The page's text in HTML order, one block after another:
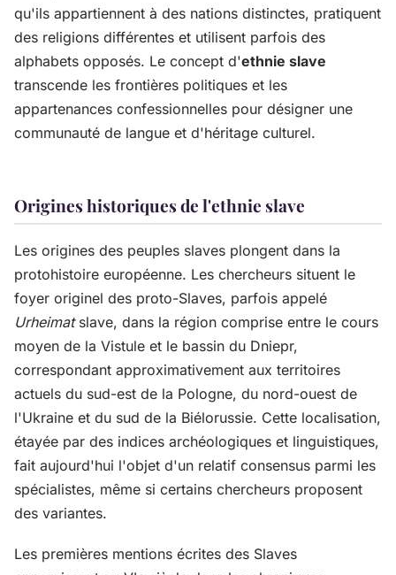
qu'ils appartiennent à des nations distinctes, pratiquent
des religions différentes et utilisent parfois des
alphabets opposés. Le concept d'ethnie slave
transcende les frontières politiques et les
appartenances confessionnelles pour désigner une
communauté de langue et d'héritage culturel.
Origines historiques de l'ethnie slave
Les origines des peuples slaves plongent dans la
protohistoire européenne. Les chercheurs situent le
foyer originel des proto-Slaves, parfois appelé
Urheimatslave, dans la région comprise entre le cours
moyen de la Vistule et le bassin du Dniepr,
correspondant approximativement aux territoires
actuels du sud-est de la Pologne, du nord-ouest de
l'Ukraine et du sud de la Biélorussie. Cette localisation,
étayée par des indices archéologiques et linguistiques,
fait aujourd'hui l'objet d'un relatif consensus parmi les
spécialistes, même si certains chercheurs proposent
des variantes.
Les premières mentions écrites des Slaves